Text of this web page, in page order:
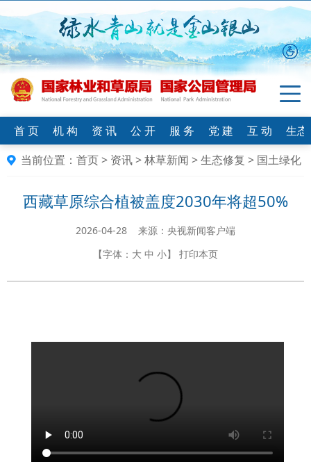
首 页 机 构 资 讯 公 开 服 务 党 建 互 动
生
当前位置： 首页> 资讯>林草新闻 >生态修复 > 国土绿化
西藏草原综合植被盖度2030年将超50%
2026-04-28 来源：央视新闻客户端
【字体： 大 中 小】 打印本页